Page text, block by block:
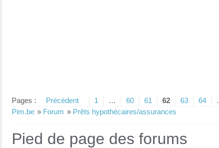
Pages : Précédent 1 … 60 61 62 63 64
Pim.be » Forum » Prêts hypothécaires/assurances
Pied de page des forums